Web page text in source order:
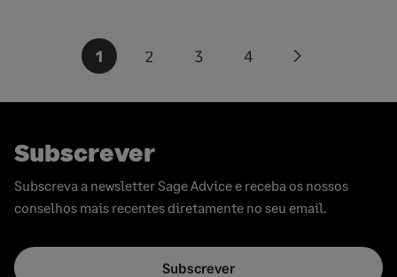
Paginação
conteúdos
1 2 3 4
Next
Subscrever
Subscreva a newsletter Sage Advice e receba os nossos
conselhos mais recentes diretamente no seu email.
Subscrever